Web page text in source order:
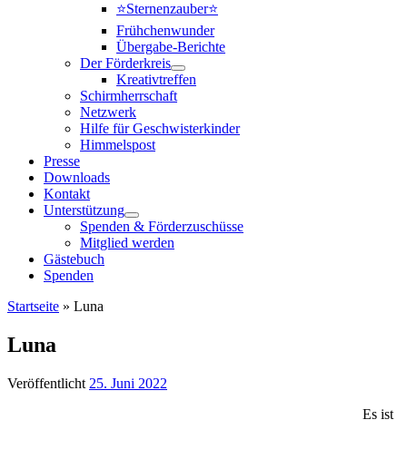
⭐Sternenzauber⭐
Frühchenwunder
Übergabe-Berichte
Der Förderkreis
Kreativtreffen
Schirmherrschaft
Netzwerk
Hilfe für Geschwisterkinder
Himmelspost
Presse
Downloads
Kontakt
Unterstützung
Spenden & Förderzuschüsse
Mitglied werden
Gästebuch
Spenden
Startseite » Luna
Luna
Veröffentlicht 25. Juni 2022
Es ist